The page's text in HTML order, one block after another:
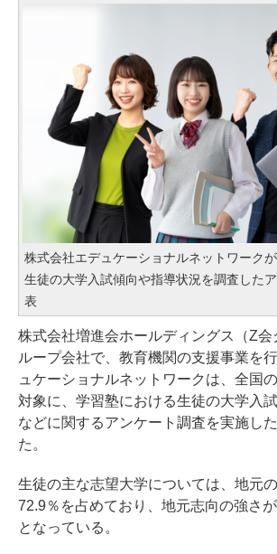
株式会社エデュケーショナルネットワーク
生徒の大学入試傾向や指導状況を調査した
表
株式会社増進会ホールディングス（Z会
ループ会社で、教育機関の支援事業を
ュケーショナルネットワークは、全国
対象に、学習塾における生徒の大学入
などに関するアンケート調査を実施し
た。
生徒の主な志望大学については、地元
72.9％を占めており、地元志向の強さ
となっている。